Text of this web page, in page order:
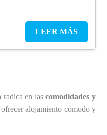
LEER MÁS
radica en lascomodidades y
ofrecer alojamiento cómodo y